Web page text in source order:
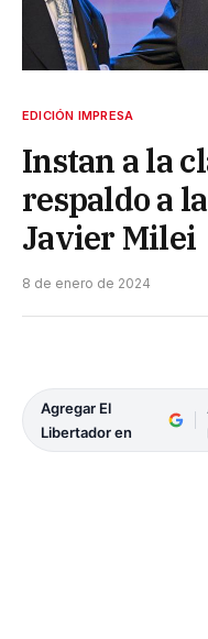
EDICIÓN IMPRESA
Instan a la
respaldo a
Javier Milei
8 de enero de 2024
Agregar El
Libertador en